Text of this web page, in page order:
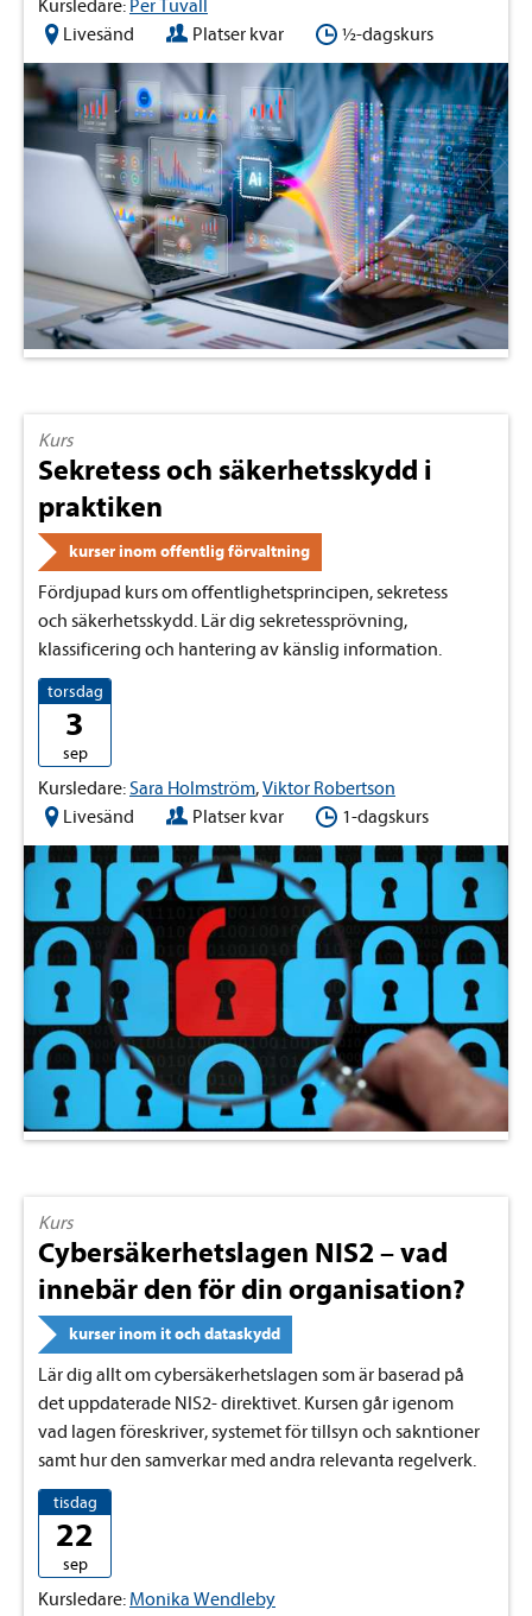
Kursledare: Per Tuvall
Livesänd
Platser kvar ½-dagskurs
Kurs
Sekretess och säkerhetsskydd i
praktiken
kurser inom offentlig förvaltning
Fördjupad kurs om offentlighetsprincipen, sekretess
och säkerhetsskydd. Lär dig sekretessprövning,
klassificering och hantering av känslig information.
torsdag
3
sep
Kursledare:Sara Holmström,Viktor Robertson
Livesänd
Platser kvar 1-dagskurs
Kurs
Cybersäkerhetslagen NIS2 – vad
innebär den för din organisation?
kurser inom it och dataskydd
Lär dig allt om cybersäkerhetslagen som är baserad på
det uppdaterade NIS2- direktivet. Kursen går igenom
vad lagen föreskriver, systemet för tillsyn och sakntioner
samt hur den samverkar med andra relevanta regelverk.
tisdag
22
sep
Kursledare: Monika Wendleby